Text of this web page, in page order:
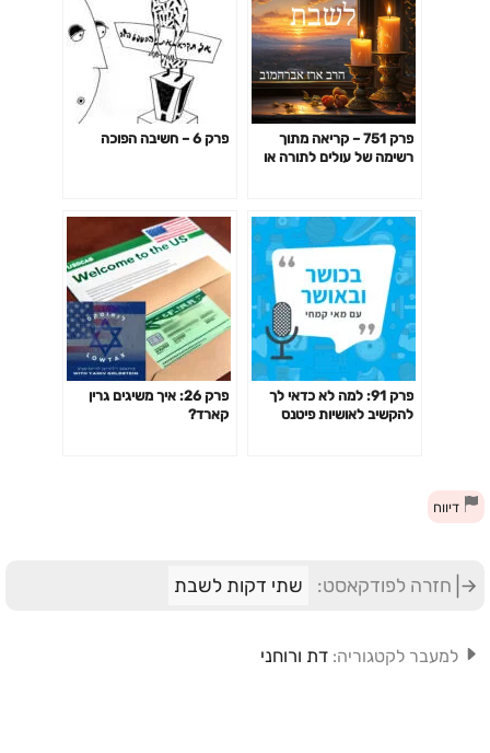
פרק 751 – קריאה מתוך
רשימה של עולים לתורה או
פרק 6 – חשיבה הפוכה
פרק 91: למה לא כדאי לך
להקשיב לאושיות פיטנס
פרק 26: איך משיגים גרין
קארד?
דיווח
חזרה לפודקאסט: שתי דקות לשבת
למעבר לקטגוריה: דת ורוחני